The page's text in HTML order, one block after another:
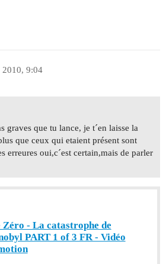
2010, 9:04
graves que tu lance, je t´en laisse la
que ceux qui etaient présent sont
erreures oui,c´est certain,mais de parler
Zéro - La catastrophe de
PART 1 of 3 FR - Vidéo